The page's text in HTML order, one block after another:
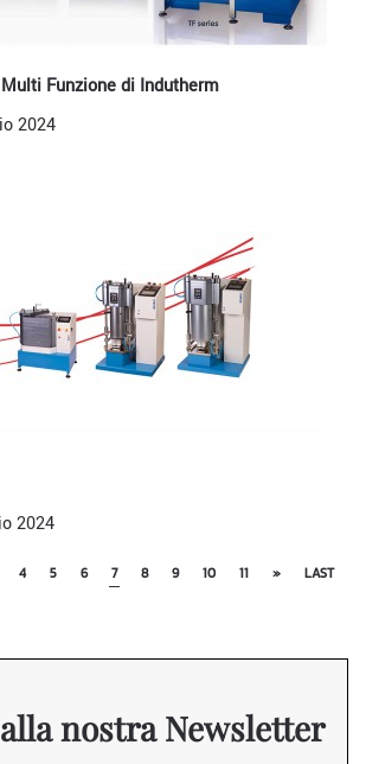
Funzione di Indutherm
2024
2024
4 5 6 7 8 9 10 11 » LAST
nostra Newsletter